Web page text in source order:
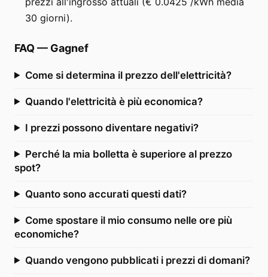
30 giorni).
FAQ — Gagnef
Come si determina il prezzo dell'elettricità?
Quando l'elettricità è più economica?
I prezzi possono diventare negativi?
Perché la mia bolletta è superiore al prezzo
spot?
Quanto sono accurati questi dati?
Come spostare il mio consumo nelle ore più
economiche?
Quando vengono pubblicati i prezzi di domani?